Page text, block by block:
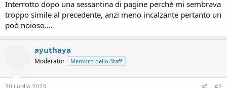
s
c
u
s
i
o
Interrotto dopo una sessantina di pagine perchè mi sembrava
troppo simile al precedente, anzi meno incalzante pertanto un
poò noioso....
ayuthaya
Moderator Membro dello Staff